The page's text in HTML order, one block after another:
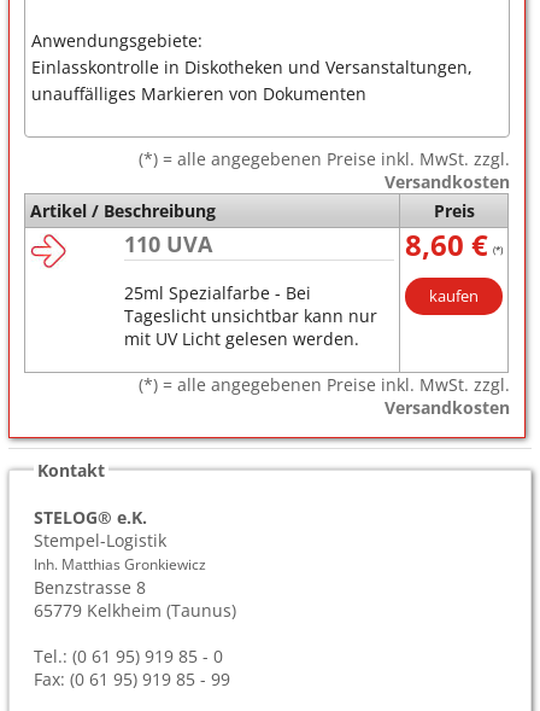
Anwendungsgebiete:
Einlasskontrolle in Diskotheken und Versanstaltungen,
unauffälliges Markieren von Dokumenten
(*) = alle angegebenen Preise inkl. MwSt. zzgl.
Versandkosten
Artikel / Beschreibung
Preis
110 UVA
25ml Spezialfarbe - Bei
Tageslicht unsichtbar kann nur
mit UV Licht gelesen werden.
8,60 € (*)
kaufen
(*) = alle angegebenen Preise inkl. MwSt. zzgl.
Versandkosten
Kontakt
STELOG® e.K.
Stempel-Logistik
Inh. Matthias Gronkiewicz
Benzstrasse 8
65779 Kelkheim (Taunus)
Tel.: (0 61 95) 919 85 - 0
Fax: (0 61 95) 919 85 - 99